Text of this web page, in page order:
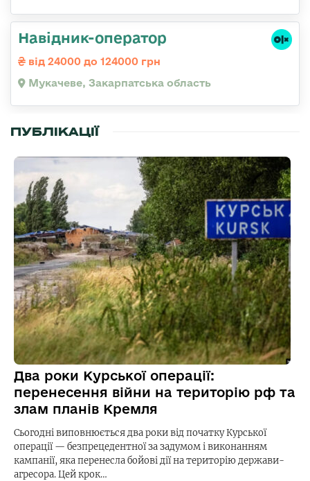
Навідник-оператор
від 24000 до 124000 грн
Мукачеве, Закарпатська область
ПУБЛІКАЦІЇ
Два роки Курської операції:
перенесення війни на територію рф та
злам планів Кремля
Сьогодні виповнюється два роки від початку Курської
операції — безпрецедентної за задумом і виконанням
кампанії, яка перенесла бойові дії на територію держави-
агресора. Цей крок…